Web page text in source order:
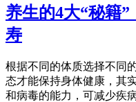
养生的4大“秘籍
寿
根据不同的体质选择不同
态才能保持身体健康，其
和病毒的能力，可减少疾